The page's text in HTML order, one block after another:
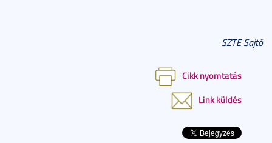
SZTE Sajtó
Cikk nyomtatás
Link küldés